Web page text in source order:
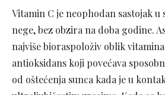
Vitamin C je neophodan sastojak
nege, bez obzira na doba godine.
najviše bioraspoloživ oblik vitamina
antioksidans koji povećava
od oštećenja sunca kada je u